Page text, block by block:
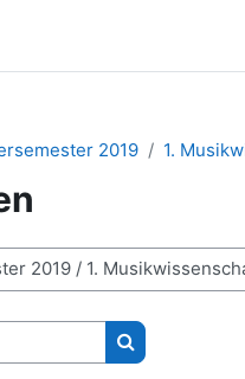
2019 1.
Kurse suchen